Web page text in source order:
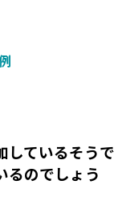
しているそうで
るのでしょう